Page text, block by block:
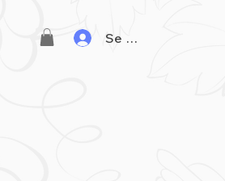
Se connecter